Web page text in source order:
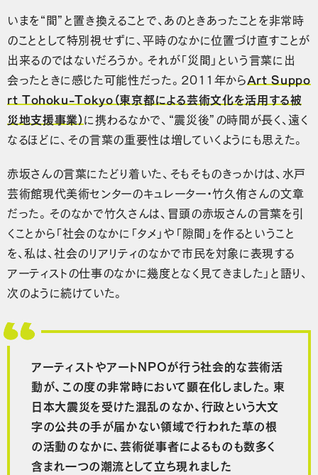
いまを“間”と置き換えることで、あのときあったことを非常時
のこととして特別視せずに、平時のなかに位置づけ直すことが
出来るのではないだろうか。それが「災間」という言葉に出
会ったときに感じた可能性だった。2011年からArt Suppo
rt Tohoku-Tokyo（東京都による芸術文化を活用する被
災地支援事業）に携わるなかで、“震災後”の時間が長く、遠く
なるほどに、その言葉の重要性は増していくようにも思えた。
赤坂さんの言葉にたどり着いた、そもそものきっかけは、水戸
芸術館現代美術センターのキュレーター・竹久侑さんの文章
だった。そのなかで竹久さんは、冒頭の赤坂さんの言葉を引
くことから「社会のなかに「タメ」や「隙間」を作るということ
を、私は、社会のリアリティのなかで市民を対象に表現する
アーティストの仕事のなかに幾度となく見てきました」と語り、
次のように続けていた。
アーティストやアートNPOが行う社会的な芸術活
動が、この度の非常時において顕在化しました。東
日本大震災を受けた混乱のなか、行政という大文
字の公共の手が届かない領域で行われた草の根
の活動のなかに、芸術従事者によるものも数多く
含まれ一つの潮流として立ち現れました